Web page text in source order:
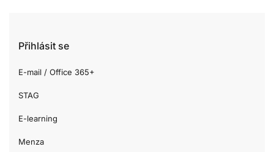
Přihlásit se
E-mail / Office 365+
STAG
E-learning
Menza